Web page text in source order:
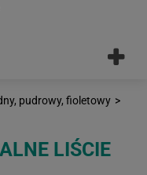
pudrowy, fioletowy >
LIŚCIE